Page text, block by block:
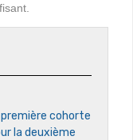
première cohorte
la deuxième